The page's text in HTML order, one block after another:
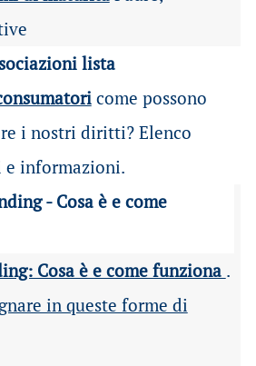
come possono
i nostri diritti? Elenco
e informazioni.
Cosa è e come funziona .
in queste forme di